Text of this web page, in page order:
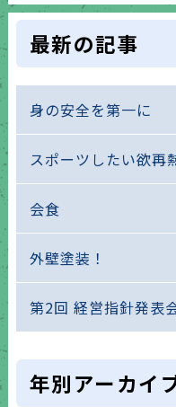
最新の記事
身の安全を第一に
スポーツしたい欲再
会食
外壁塗装！
第2回 経営指針発表
年別アーカイ